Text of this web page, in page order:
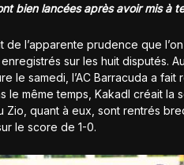
bien lancées après avoir mis à
de l’apparente prudence que
sur les huit disputés.
le samedi, l’AC Barracuda a
le même temps, Kakadl créait
Zio, quant à eux, sont rentrés
le score de 1-0.